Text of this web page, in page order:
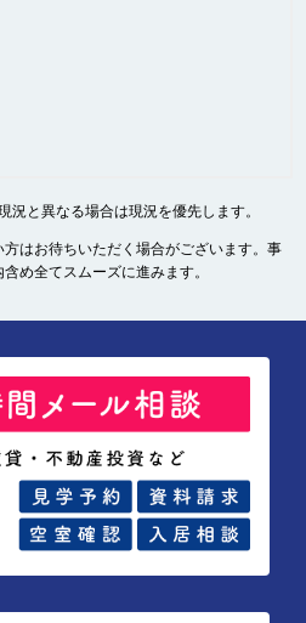
況と異なる場合は現況を優先します。
はお待ちいただく場合がございます。事
め全てスムーズに進みます。